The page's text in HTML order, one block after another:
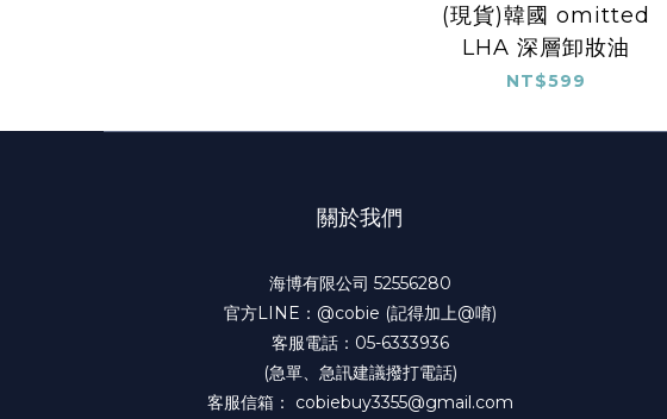
(現貨)韓國 omitted
LHA 深層卸妝油
NT$599
關於我們
海博有限公司 52556280
官方LINE：@cobie (記得加上@唷)
客服電話：05-6333936
(急單、急訊建議撥打電話)
客服信箱： cobiebuy3355@gmail.com